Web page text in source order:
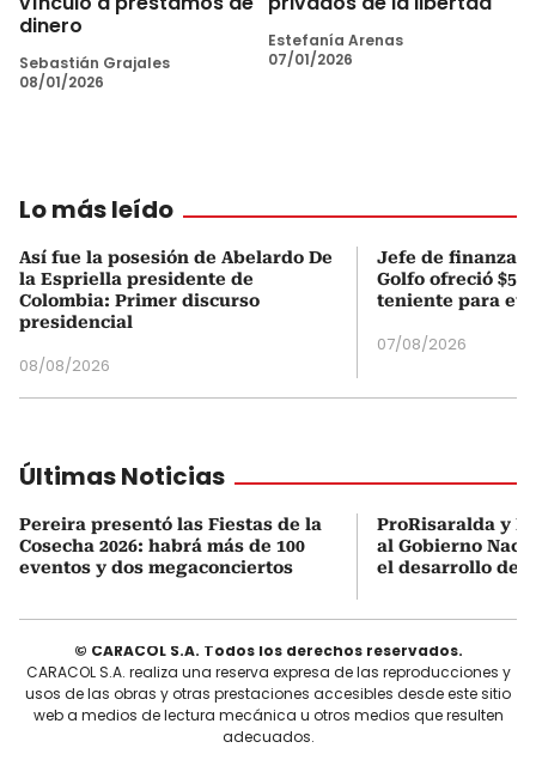
dinero
Sebastián Grajales
08/01/2026
Estefanía Arenas
07/01/2026
Lo más leído
Así fue la posesión de Abelardo De
la Espriella presidente de
Colombia: Primer discurso
presidencial
08/08/2026
Jefe de finanzas
Golfo ofreció
teniente para
07/08/2026
Últimas Noticias
Pereira presentó las Fiestas de la
Cosecha 2026: habrá más de 100
eventos y dos megaconciertos
ProRisaralda y
al Gobierno
el desarrollo
© CARACOL S.A. Todos los derechos reservados.
CARACOL S.A. realiza una reserva expresa de las reproducciones y
usos de las obras y otras prestaciones accesibles desde este sitio
web a medios de lectura mecánica u otros medios que resulten
adecuados.